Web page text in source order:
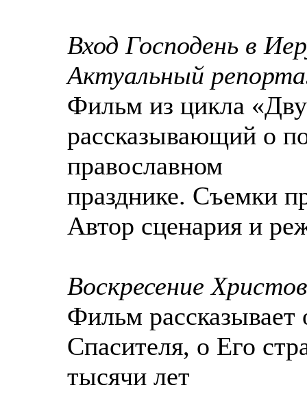
Вход Господень в
Актуальный
Фильм из цикла
рассказывающий о
православном
празднике. Съемки
Автор сценария и
Воскресение
Фильм
Спасителя, о Его
тысячи лет